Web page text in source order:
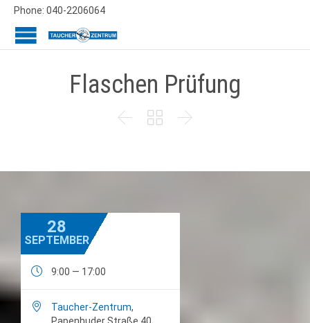
Phone: 040-2206064
Flaschen Prüfung
  
28
SEPTEMBER
 9:00 — 17:00
 Taucher-Zentrum,